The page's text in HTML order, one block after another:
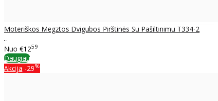
Moteriškos Megztos Dvigubos Pirštinės Su Pašiltinimu T334-2
..
Nuo €1259
Daugiau
Akcija -29%